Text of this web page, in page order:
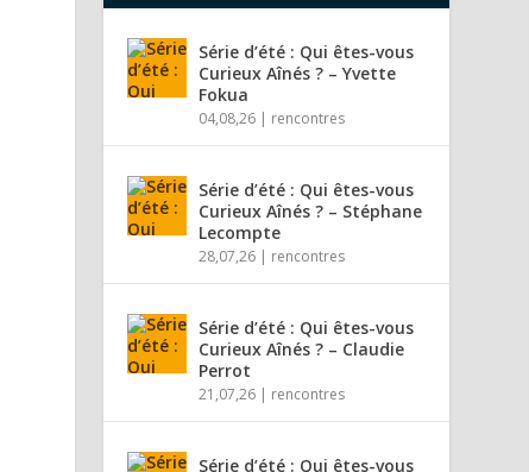
Série d’été : Qui êtes-vous
Curieux Aînés ? – Yvette
Fokua
04,08,26 | rencontres
Série d’été : Qui êtes-vous
Curieux Aînés ? – Stéphane
Lecompte
28,07,26 | rencontres
Série d’été : Qui êtes-vous
Curieux Aînés ? – Claudie
Perrot
21,07,26 | rencontres
Série d’été : Qui êtes-vous